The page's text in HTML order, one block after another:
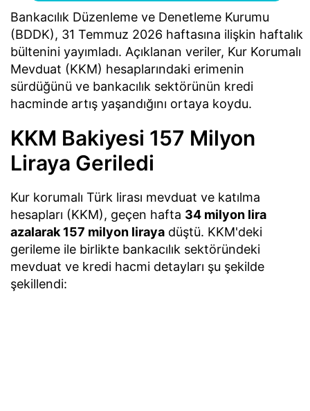
Bankacılık Düzenleme ve Denetleme Kurumu
(BDDK), 31 Temmuz 2026 haftasına ilişkin haftalık
bültenini yayımladı. Açıklanan veriler, Kur Korumalı
Mevduat (KKM) hesaplarındaki erimenin
sürdüğünü ve bankacılık sektörünün kredi
hacminde artış yaşandığını ortaya koydu.
KKM Bakiyesi 157 Milyon
Liraya Geriledi
Kur korumalı Türk lirası mevduat ve katılma
hesapları (KKM), geçen hafta 34 milyon lira
azalarak 157 milyon liraya düştü. KKM'deki
gerileme ile birlikte bankacılık sektöründeki
mevduat ve kredi hacmi detayları şu şekilde
şekillendi: